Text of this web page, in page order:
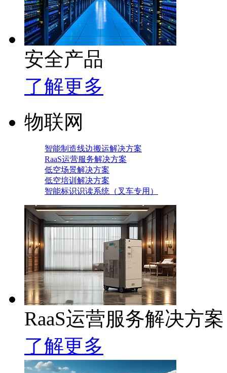
安全产品
了解更多
物联网
智能制造线边搬运解决方案
RaaS运营服务解决方案
低空场景解决方案
低空培训解决方案
智能标识识读系统（叉车专用）
RaaS运营服务解决方案
了解更多